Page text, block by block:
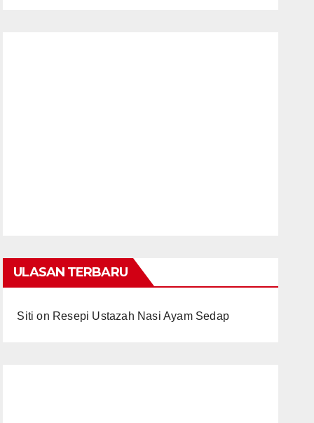
ULASAN TERBARU
Siti on Resepi Ustazah Nasi Ayam Sedap